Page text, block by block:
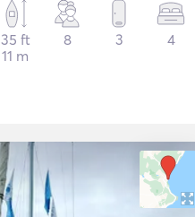
35 ft
11 m
8 3 4